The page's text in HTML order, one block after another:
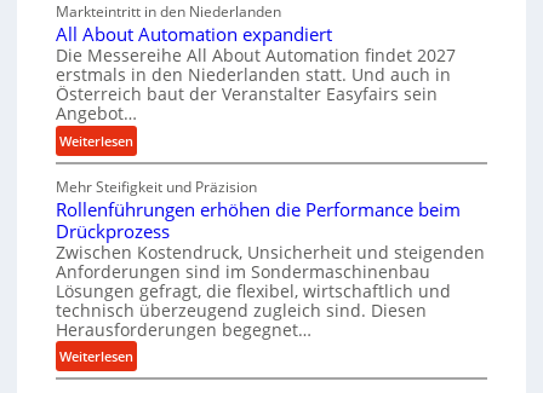
u
p
r
o
s
s
h
a
f
t
i
g
t
s
i
c
h
o
e
r
s
o
u
n
g
e
n
t
s
p
a
n
s
c
h
i
n
e
n
a
u
-
B
e
s
t
e
l
Markteintritt in den Niederlanden
All About Automation expandiert
Die Messereihe All About Automation findet 2027
erstmals in den Niederlanden statt. Und auch in
Österreich baut der Veranstalter Easyfairs sein
Angebot…
Weiterlesen:
A
l
l
A
b
o
u
t
A
u
Mehr Steifigkeit und Präzision
Rollenführungen erhöhen die Performance beim
Drückprozess
Zwischen Kostendruck, Unsicherheit und steigenden
Anforderungen sind im Sondermaschinenbau
Lösungen gefragt, die flexibel, wirtschaftlich und
technisch überzeugend zugleich sind. Diesen
Herausforderungen begegnet…
Weiterlesen:
R